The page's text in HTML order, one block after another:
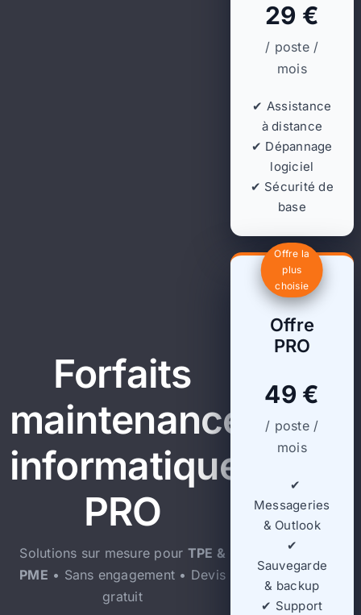
Forfaits
maintenance
informatique
PRO
Solutions sur mesure pour TPE &
PME • Sans engagement • Devis
gratuit
29 €
/ poste /
mois
✔ Assistance
à distance
✔ Dépannage
logiciel
✔ Sécurité de
base
Offre la
plus
choisie
Offre
PRO
49 €
/ poste /
mois
✔
Messageries
& Outlook
✔
Sauvegarde
& backup
✔ Support